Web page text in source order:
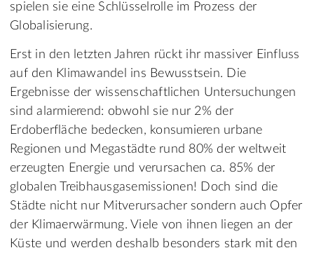
spielen sie eine Schlüsselrolle im Prozess der
Globalisierung.
Erst in den letzten Jahren rückt ihr massiver Einfluss
auf den Klimawandel ins Bewusstsein. Die
Ergebnisse der wissenschaftlichen Untersuchungen
sind alarmierend: obwohl sie nur 2% der
Erdoberfläche bedecken, konsumieren urbane
Regionen und Megastädte rund 80% der weltweit
erzeugten Energie und verursachen ca. 85% der
globalen Treibhausgasemissionen! Doch sind die
Städte nicht nur Mitverursacher sondern auch Opfer
der Klimaerwärmung. Viele von ihnen liegen an der
Küste und werden deshalb besonders stark mit den